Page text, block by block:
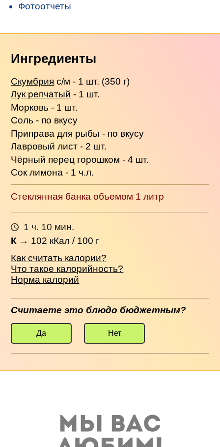
Фотоотчеты
Ингредиенты
Скумбрия с/м - 1 шт. (350 г)
Лук репчатый - 1 шт.
Морковь - 1 шт.
Соль - по вкусу
Приправа для рыбы - по вкусу
Лавровый лист - 2 шт.
Чёрный перец горошком - 4 шт.
Сок лимона - 1 ч.л.
Стеклянная банка объемом 1 литр
1 ч. 10 мин.
К → 102 кКал / 100 г
Как считать калории?
Что такое калорийность?
Норма калорий
Считаете это блюдо бюджетным?
Да Нет